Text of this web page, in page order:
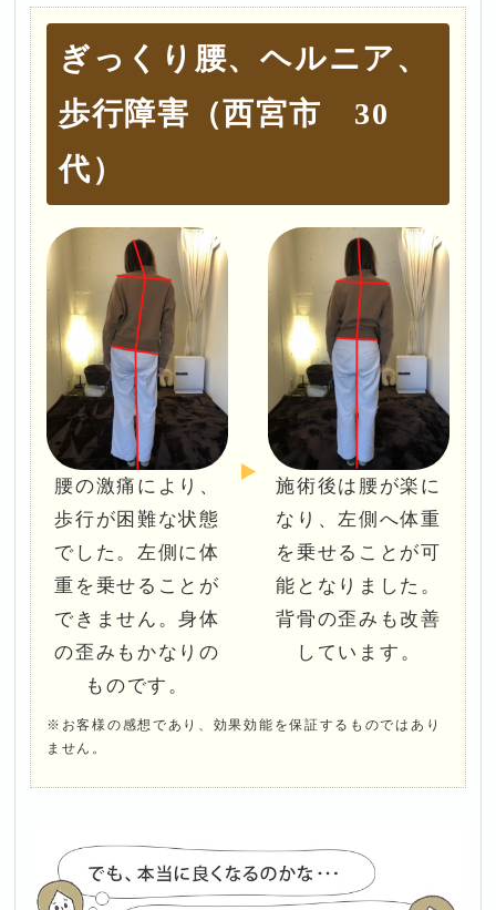
ぎっくり腰、ヘルニア、
歩行障害（西宮市 30
代）
腰の激痛により、
歩行が困難な状態
でした。左側に体
重を乗せることが
できません。身体
の歪みもかなりの
ものです。
施術後は腰が楽に
なり、左側へ体重
を乗せることが可
能となりました。
背骨の歪みも改善
しています。
※お客様の感想であり、効果効能を保証するものではあり
ません。